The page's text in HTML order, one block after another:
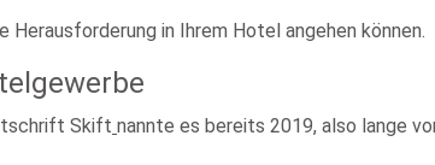
in Ihrem Hotel angehen können.
Skift nannte es bereits 2019, also lange